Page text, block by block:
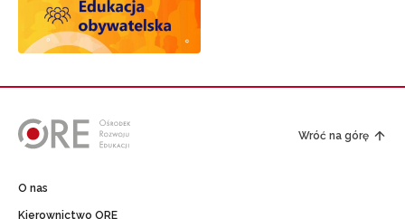
Wróć na górę
O nas
Kierownictwo ORE